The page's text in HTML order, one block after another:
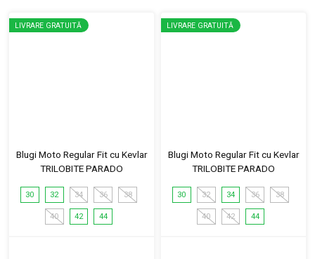
LIVRARE GRATUITĂ
Blugi Moto Regular Fit cu Kevlar
TRILOBITE PARADO
30 32 34 36 38
40 42 44
LIVRARE GRATUITĂ
Blugi Moto Regular Fit cu Kevlar
TRILOBITE PARADO
30 32 34 36 38
40 42 44